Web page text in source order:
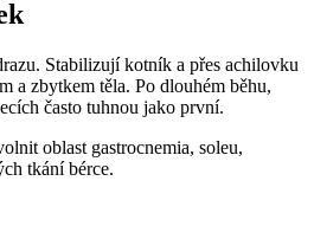
Stabilizují kotník a přes achilovku
a zbytkem těla. Po dlouhém běhu,
často tuhnou jako první.
oblast gastrocnemia, soleu,
tkání bérce.